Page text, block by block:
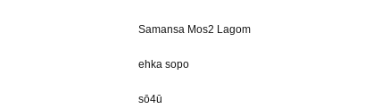
Samansa Mos2 Lagom
ehka sopo
sō4ū